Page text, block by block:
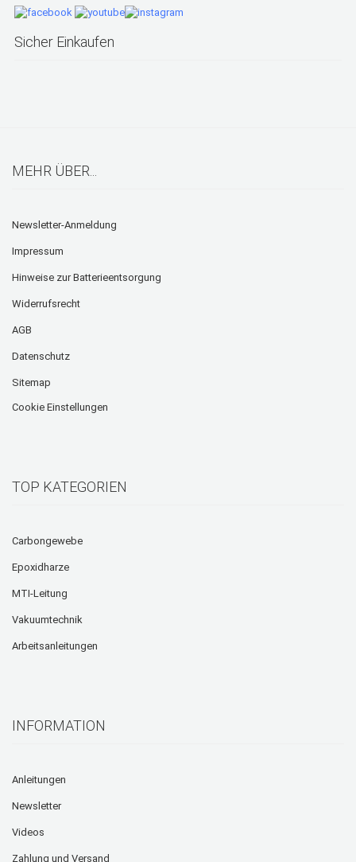
Sicher Einkaufen
MEHR ÜBER...
Newsletter-Anmeldung
Impressum
Hinweise zur Batterieentsorgung
Widerrufsrecht
AGB
Datenschutz
Sitemap
Cookie Einstellungen
TOP KATEGORIEN
Carbongewebe
Epoxidharze
MTI-Leitung
Vakuumtechnik
Arbeitsanleitungen
INFORMATION
Anleitungen
Newsletter
Videos
Zahlung und Versand